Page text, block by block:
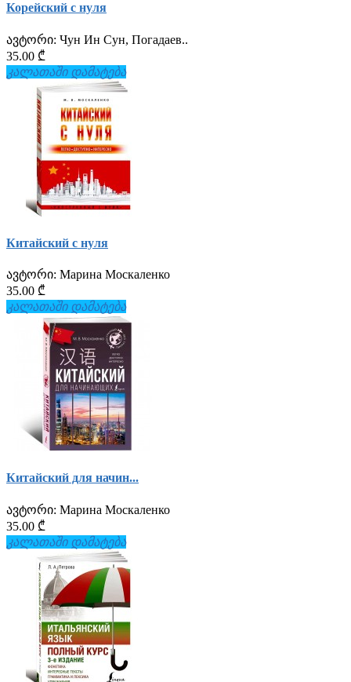
Корейский с нуля
ავტორი: Чун Ин Сун, Погадаев..
35.00 ₾
კალათაში დამატება
Китайский с нуля
ავტორი: Марина Москаленко
35.00 ₾
კალათაში დამატება
Китайский для начин...
ავტორი: Марина Москаленко
35.00 ₾
კალათაში დამატება